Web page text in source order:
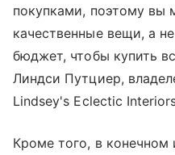
покупками, поэтому вы
качественные вещи, а
бюджет, чтобы купить
Линдси Путциер,
Lindsey's Eclectic
Кроме того, в